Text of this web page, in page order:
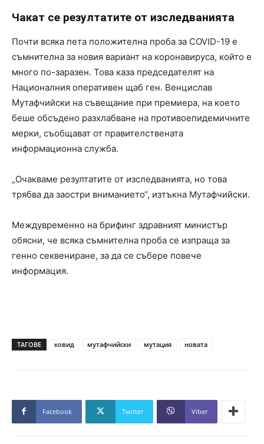
Чакат се резултатите от изследванията
Почти всяка пета положителна проба за COVID-19 е
съмнителна за новия вариант на коронавируса, който е
много по-заразен. Това каза председателят на
Националния оперативен щаб ген. Венцислав
Мутафчийски на съвещание при премиера, на което
беше обсъдено разхлабване на противоепидемичните
мерки, съобщават от правителствената
информационна служба.
„Очакваме резултатите от изследванията, но това
трябва да заостри вниманието“, изтъкна Мутафчийски.
Междувременно на брифинг здравният министър
обясни, че всяка съмнителна проба се изпраща за
генно секвениране, за да се събере повече
информация.
ТАГОВЕ ковид мутафчийски мутация новата
Facebook Twitter Viber